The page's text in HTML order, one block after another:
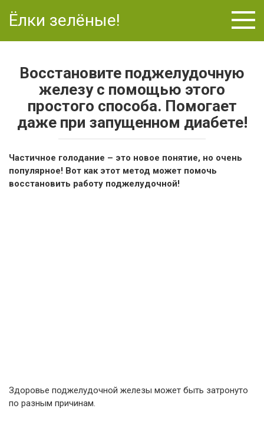
Ёлки зелёные!
Восстановите поджелудочную
железу с помощью этого
простого способа. Помогает
даже при запущенном диабете!
Частичное голодание – это новое понятие, но очень
популярное! Вот как этот метод может помочь
восстановить работу поджелудочной!
Здоровье поджелудочной железы может быть затронуто
по разным причинам.